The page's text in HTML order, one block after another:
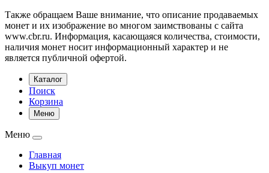
Также обращаем Ваше внимание, что описание продаваемых
монет и их изображение во многом заимствованы с сайта
www.cbr.ru. Информация, касающаяся количества, стоимости,
наличия монет носит информационный характер и не
является публичной офертой.
Каталог
Поиск
Корзина
Меню
Меню
Главная
Выкуп монет